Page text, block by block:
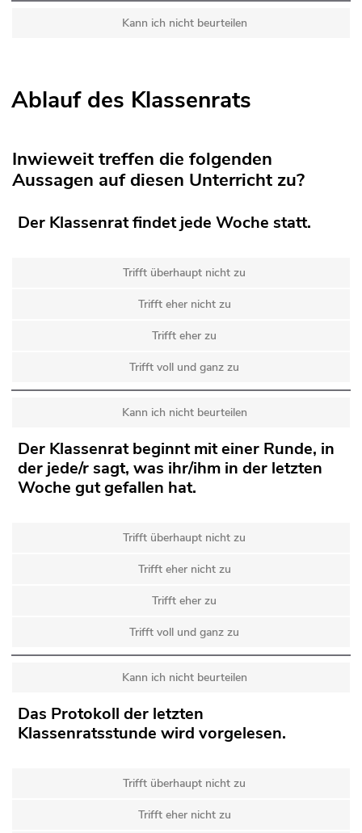
Kann ich nicht beurteilen
Ablauf des Klassenrats
Inwieweit treffen die folgenden
Aussagen auf diesen Unterricht zu?
Der Klassenrat findet jede Woche statt.
Trifft überhaupt nicht zu
Trifft eher nicht zu
Trifft eher zu
Trifft voll und ganz zu
Kann ich nicht beurteilen
Der Klassenrat beginnt mit einer Runde, in
der jede/r sagt, was ihr/ihm in der letzten
Woche gut gefallen hat.
Trifft überhaupt nicht zu
Trifft eher nicht zu
Trifft eher zu
Trifft voll und ganz zu
Kann ich nicht beurteilen
Das Protokoll der letzten
Klassenratsstunde wird vorgelesen.
Trifft überhaupt nicht zu
Trifft eher nicht zu